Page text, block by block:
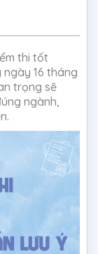
thi tốt
ngày 16 tháng
trọng sẽ
ngành,